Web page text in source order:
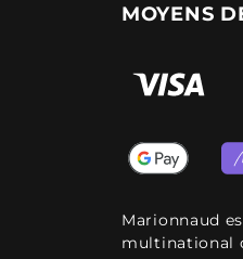
MOYENS
Marionnaud
multinational